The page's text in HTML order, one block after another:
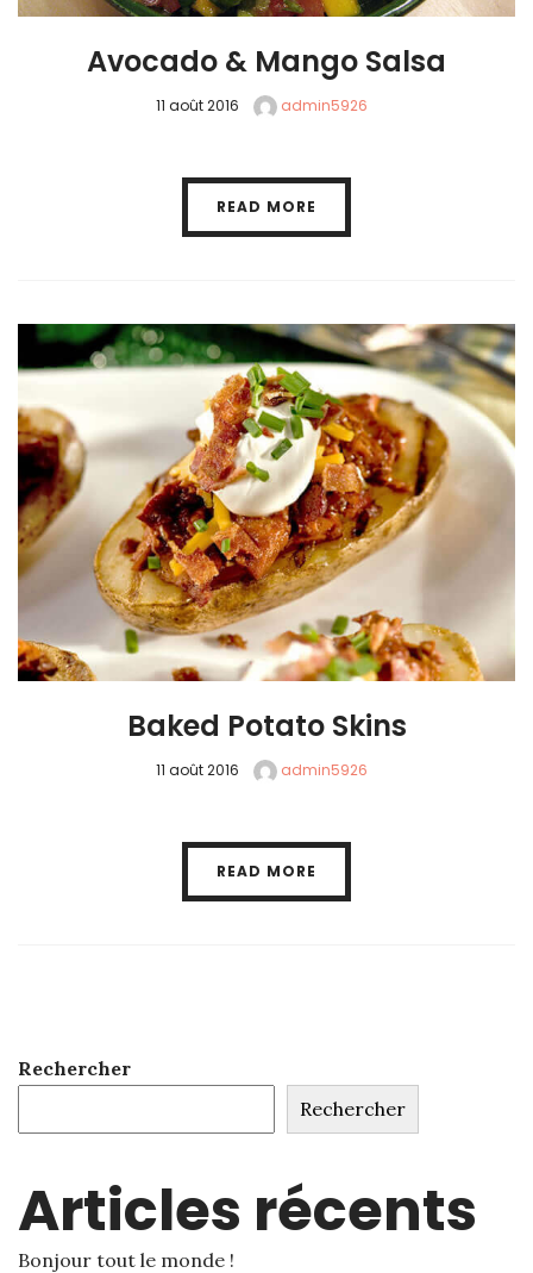
Avocado & Mango Salsa
11 août 2016 admin5926
READ MORE
Baked Potato Skins
11 août 2016 admin5926
READ MORE
Rechercher
Rechercher
Articles récents
Bonjour tout le monde !